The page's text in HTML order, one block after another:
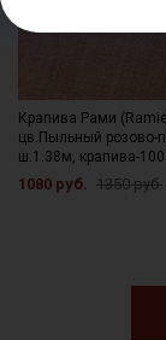
Крапива Рами
цв.Пыльный розово-
ш.1.38м, крапива-
1080 руб. 1350 руб.